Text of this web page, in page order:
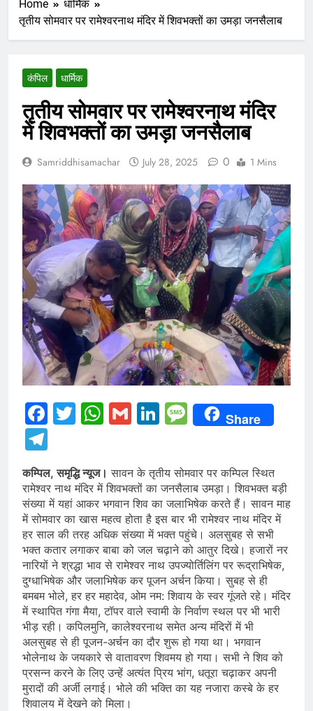
Home
धार्मिक
तृतीय सोमवार पर रामेश्वरनाथ मंदिर में शिवभक्तों का उमड़ा जनसैलाब
कंपिल धार्मिक
तृतीय सोमवार पर रामेश्वरनाथ मंदिर
में शिवभक्तों का उमड़ा जनसैलाब
Samriddhisamachar July 28, 2025 0 1 Mins
Facebook
Twitter
WhatsApp
GmailLinkedIn
Message
Share
कम्पिल, समृद्धि न्यूज। सावन के तृतीय सोमवार पर कम्पिल स्थित
रामेश्वर नाथ मंदिर में शिवभक्तों का जनसैलाब उमड़ा। शिवभक्त बड़ी
संख्या में यहां आकर भगवान शिव का जलाभिषेक करते हैं। सावन माह
में सोमवार का खास महत्व होता है इस बार भी रामेश्वर नाथ मंदिर में
हर साल की तरह अधिक संख्या में भक्त पहुंचे। अलसुबह से सभी
भक्त कतार लगाकर बाबा को जल चढ़ाने को आतुर दिखे। हजारों नर
नारियों ने श्रद्धा भाव से रामेश्वर नाथ उपज्योर्तिलिंग पर रूद्राभिषेक,
दुग्धाभिषेक और जलाभिषेक कर पूजन अर्चन किया। सुबह से ही
बमबम भोले, हर हर महादेव, ओम नम: शिवाय के स्वर गूंजते रहे। मंदिर
में स्थापित गंगा मैया, टॉपर वाले स्वामी के निर्वाण स्थल पर भी भारी
भीड़ रही। कपिलमुनि, कालेश्वरनाथ समेत अन्य मंदिरों में भी
अलसुबह से ही पूजन-अर्चन का दौर शुरू हो गया था। भगवान
भोलेनाथ के जयकारे से वातावरण शिवमय हो गया। सभी ने शिव को
प्रसन्न करने के लिए उन्हें अत्यंत प्रिय भांग, धतूरा चढ़ाकर अपनी
मुरादों की अर्जी लगाई। भोले की भक्ति का यह नजारा कस्बे के हर
शिवालय में देखने को मिला।